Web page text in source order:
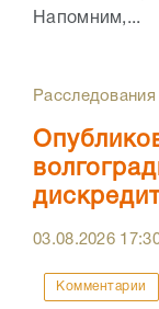
Напомним,...
Расследования
03.08.2026
Комментарии